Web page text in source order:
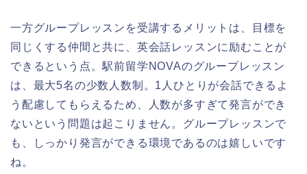
一方グループレッスンを受講するメリットは、目標を
同じくする仲間と共に、英会話レッスンに励むことが
できるという点。駅前留学NOVAのグループレッスン
は、最大5名の少数人数制。1人ひとりが会話できるよ
う配慮してもらえるため、人数が多すぎて発言ができ
ないという問題は起こりません。グループレッスンで
も、しっかり発言ができる環境であるのは嬉しいです
ね。